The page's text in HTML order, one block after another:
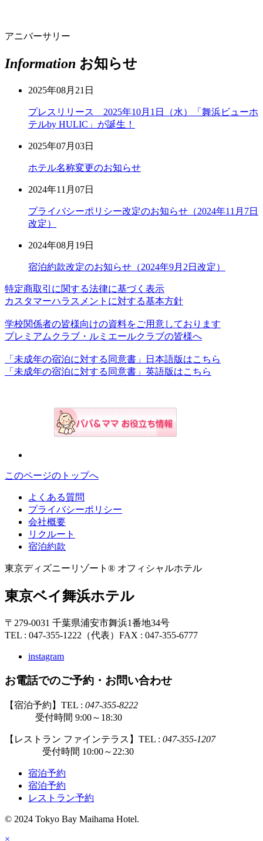
アニバーサリー
Information お知らせ
2025年08月21日
プレスリリース 2025年10月1日（水）「舞浜ビューホ
テルby HULIC」が誕生！
2025年07月03日
ホテル名称変更のお知らせ
2024年11月07日
プライバシーポリシー改定のお知らせ（2024年11月7日
改定）
2024年08月19日
宿泊約款改定のお知らせ（2024年9月2日改定）
特定商取引に関する法律に基づく表示
カスタマーハラスメントに対する基本方針
学校関係者の皆様向けの資料をご用意しております
プレミアムクラブ・ルミエールクラブの皆様へ
「未成年の宿泊に対する同意書」日本語版はこちら
「未成年の宿泊に対する同意書」英語版はこちら
このページのトップへ
よくある質問
プライバシーポリシー
会社概要
リクルート
宿泊約款
東京ディズニーリゾート® オフィシャルホテル
東京ベイ舞浜ホテル
〒279-0031 千葉県浦安市舞浜1番地34号
TEL : 047-355-1222（代表） FAX : 047-355-6777
instagram
お電話でのご予約・お問い合わせ
【宿泊予約】TEL : 047-355-8222
受付時間 9:00～18:30
【レストラン ファインテラス】TEL : 047-355-1207
受付時間 10:00～22:30
宿泊予約
宿泊予約
レストラン予約
© 2024 Tokyo Bay Maihama Hotel.
×